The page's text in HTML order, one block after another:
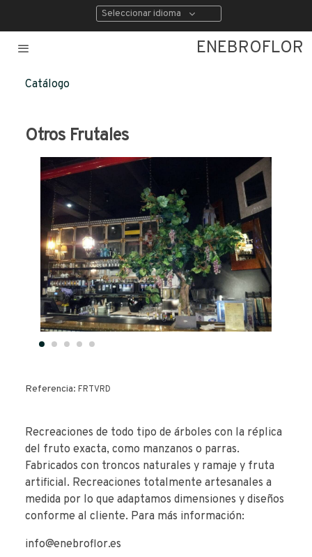
Seleccionar idioma
ENEBROFLOR
Catálogo
Otros Frutales
Referencia: FRTVRD
Recreaciones de todo tipo de árboles con la réplica
del fruto exacta, como manzanos o parras.
Fabricados con troncos naturales y ramaje y fruta
artificial. Recreaciones totalmente artesanales a
medida por lo que adaptamos dimensiones y diseños
conforme al cliente. Para más información:
info@enebroflor.es